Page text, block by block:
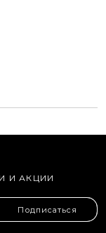
И АКЦИИ
Подписаться